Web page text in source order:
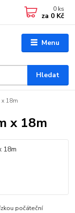
Menu
Hledat
0 ks
za 0 Kč
x 18m
x 18m
počáteční